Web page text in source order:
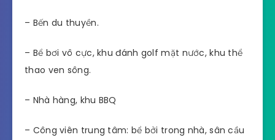
– Bến du thuyền.
– Bể bơi vô cực, khu đánh golf mặt nước, khu thể
thao ven sông.
– Nhà hàng, khu BBQ
– Công viên trung tâm: bể bởi trong nhà, sân cầu